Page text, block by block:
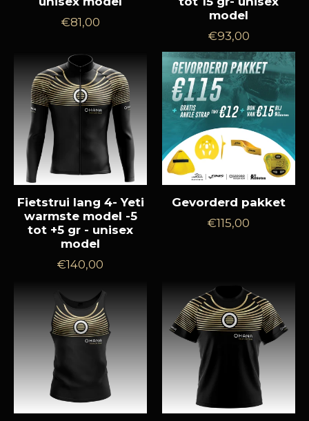
Normale
€81,00
model
Normale
prijs
€93,00
Fietstrui lang 4- Yeti
warmste model -5
tot +5 gr - unisex
model
Normale
€140,00
Gevorderd pakket
Normale
€115,00